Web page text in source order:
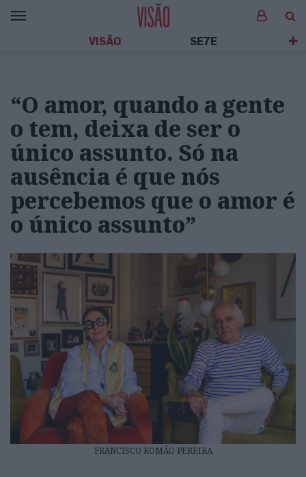
VISÃO SE7E
“O amor, quando a gente
o tem, deixa de ser o
único assunto. Só na
ausência é que nós
percebemos que o amor é
o único assunto”
FRANCISCO ROMÃO PEREIRA